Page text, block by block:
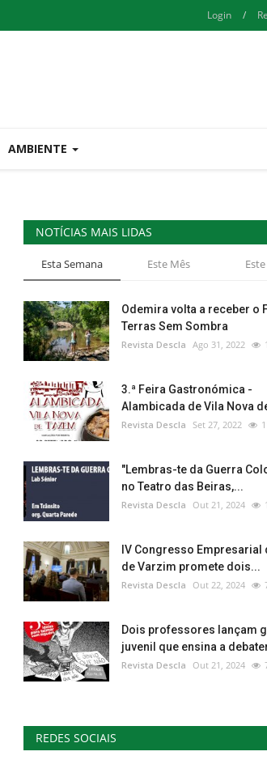
Login /
AMBIENTE
NOTÍCIAS MAIS LIDAS
Esta Semana Este Mês
Odemira volta a receber o
Terras Sem Sombra
Revista Descla Ago 31, 2022
3.ª Feira Gastronómica -
Alambicada de Vila Nova
Revista Descla Set 27, 2022
"Lembras-te da Guerra
no Teatro das Beiras,...
Revista Descla Out 21, 2024
IV Congresso Empresarial
de Varzim promete dois...
Revista Descla Out 22, 2024
Dois professores lançam
juvenil que ensina a
Revista Descla Out 21, 2024
REDES SOCIAIS